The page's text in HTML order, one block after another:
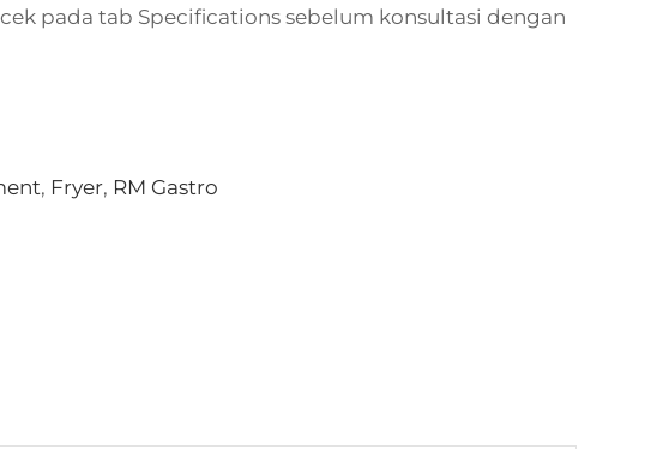
pada tab Specifications sebelum konsultasi dengan
, Fryer, RM Gastro